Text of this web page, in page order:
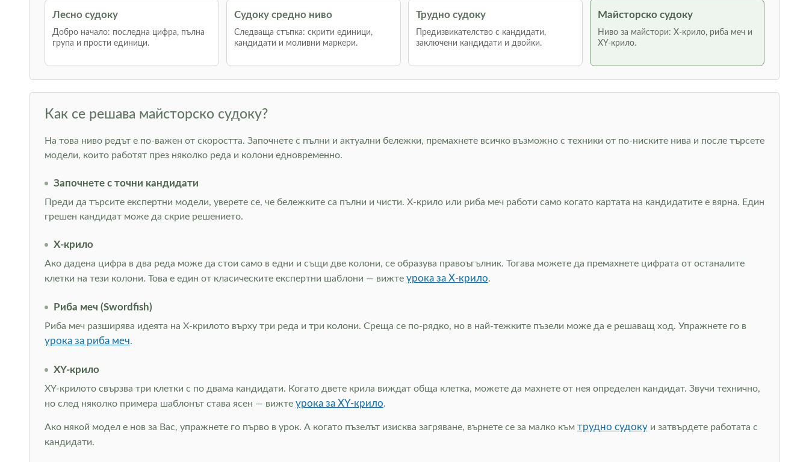
Лесно судоку
Добро начало: последна цифра, пълна
група и прости единици.
Судоку средно ниво
Следваща стъпка: скрити единици,
кандидати и моливни маркери.
Трудно судоку
Предизвикателство с кандидати,
заключени кандидати и двойки.
Майсторско судоку
Ниво за майстори: Х-крило, риба меч и
XY-крило.
Как се решава майсторско судоку?
На това ниво редът е по-важен от скоростта. Започнете с пълни и актуални бележки, премахнете всичко възможно с техники от по-ниските нива и после търсете
модели, които работят през няколко реда и колони едновременно.
Започнете с точни кандидати
Преди да търсите експертни модели, уверете се, че бележките са пълни и чисти. Х-крило или риба меч работи само когато картата на кандидатите е вярна. Един
грешен кандидат може да скрие решението.
Х-крило
Ако дадена цифра в два реда може да стои само в едни и същи две колони, се образува правоъгълник. Тогава можете да премахнете цифрата от останалите
клетки на тези колони. Това е един от класическите експертни шаблони — вижте урока за Х-крило.
Риба меч (Swordfish)
Риба меч разширява идеята на Х-крилото върху три реда и три колони. Среща се по-рядко, но в най-тежките пъзели може да е решаващ ход. Упражнете го в
урока за риба меч.
XY-крило
XY-крилото свързва три клетки с по двама кандидати. Когато двете крила виждат обща клетка, можете да махнете от нея определен кандидат. Звучи технично,
но след няколко примера шаблонът става ясен — вижте урока за XY-крило.
Ако някой модел е нов за Вас, упражнете го първо в урок. А когато пъзелът изисква загряване, върнете се за малко към трудно судокуи затвърдете работата с
кандидати.